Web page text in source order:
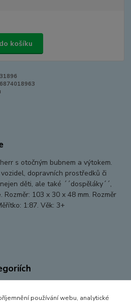
košíku
s otočným bubnem a výtokem.
dopravních prostředků či
děti, ale také ´´dospěláky´´,
103 x 30 x 48 mm. Rozměr
1:87. Věk: 3+
používání webu, analytické